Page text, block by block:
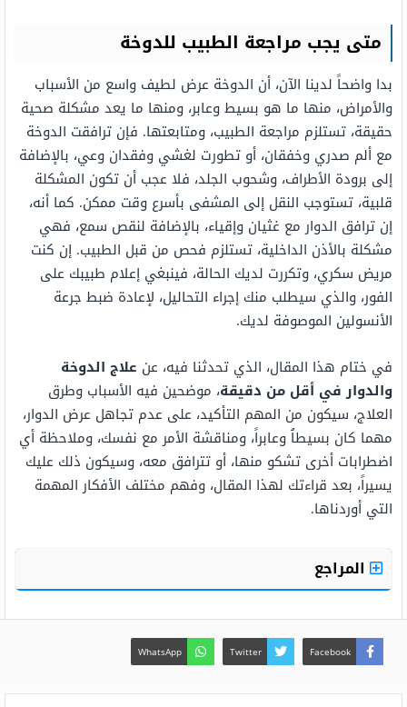
متى يجب مراجعة الطبيب للدوخة
بدا واضحاً لدينا الآن، أن الدوخة عرض لطيف واسع من الأسباب
والأمراض، منها ما هو بسيط وعابر، ومنها ما يعد مشكلة صحية
حقيقة، تستلزم مراجعة الطبيب، ومتابعتها. فإن ترافقت الدوخة
مع ألم صدري وخفقان، أو تطورت لغشي وفقدان وعي، بالإضافة
إلى برودة الأطراف، وشحوب الجلد، فلا عجب أن تكون المشكلة
قلبية، تستوجب النقل إلى المشفى بأسرع وقت ممكن. كما أنه،
إن ترافق الدوار مع غثيان وإقياء، بالإضافة لنقص سمع، فهي
مشكلة بالأذن الداخلية، تستلزم فحص من قبل الطبيب. إن كنت
مريض سكري، وتكررت لديك الحالة، فينبغي إعلام طبيبك على
الفور، والذي سيطلب منك إجراء التحاليل، لإعادة ضبط جرعة
الأنسولين الموصوفة لديك.
في ختام هذا المقال، الذي تحدثنا فيه، عن علاج الدوخة
والدوار في أقل من دقيقة، موضحين فيه الأسباب وطرق
العلاج، سيكون من المهم التأكيد، على عدم تجاهل عرض الدوار،
مهما كان بسيطاُ وعابراً، ومناقشة الأمر مع نفسك، وملاحظة أي
اضطرابات أخرى تشكو منها، أو تترافق معه، وسيكون ذلك عليك
يسيراً، بعد قراءتك لهذا المقال، وفهم مختلف الأفكار المهمة
التي أوردناها.
المراجع
Facebook
Twitter
WhatsApp